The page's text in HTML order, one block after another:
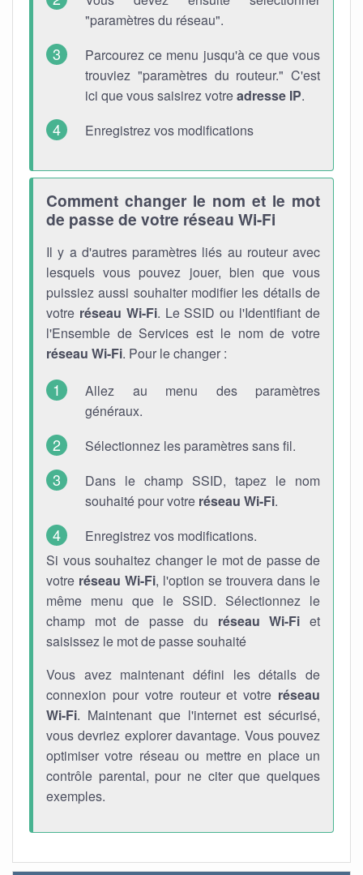
"paramètres du réseau".
Parcourez ce menu jusqu'à ce que vous
trouviez "paramètres du routeur." C'est
ici que vous saisirez votreadresse IP.
Enregistrez vos modifications
Comment changer le nom et le mot
de passe de votre réseau Wi-Fi
Il y a d'autres paramètres liés au routeur avec
lesquels vous pouvez jouer, bien que vous
puissiez aussi souhaiter modifier les détails de
votre réseau Wi-Fi. Le SSID ou l'Identifiant de
l'Ensemble de Services est le nom de votre
réseau Wi-Fi. Pour le changer :
Allez au menu des paramètres
généraux.
Sélectionnez les paramètres sans fil.
Dans le champ SSID, tapez le nom
souhaité pour votre réseau Wi-Fi.
Enregistrez vos modifications.
Si vous souhaitez changer le mot de passe de
votre réseau Wi-Fi, l'option se trouvera dans le
même menu que le SSID. Sélectionnez le
champ mot de passe du réseau Wi-Fi et
saisissez le mot de passe souhaité
Vous avez maintenant défini les détails de
connexion pour votre routeur et votre réseau
Wi-Fi. Maintenant que l'internet est sécurisé,
vous devriez explorer davantage. Vous pouvez
optimiser votre réseau ou mettre en place un
contrôle parental, pour ne citer que quelques
exemples.